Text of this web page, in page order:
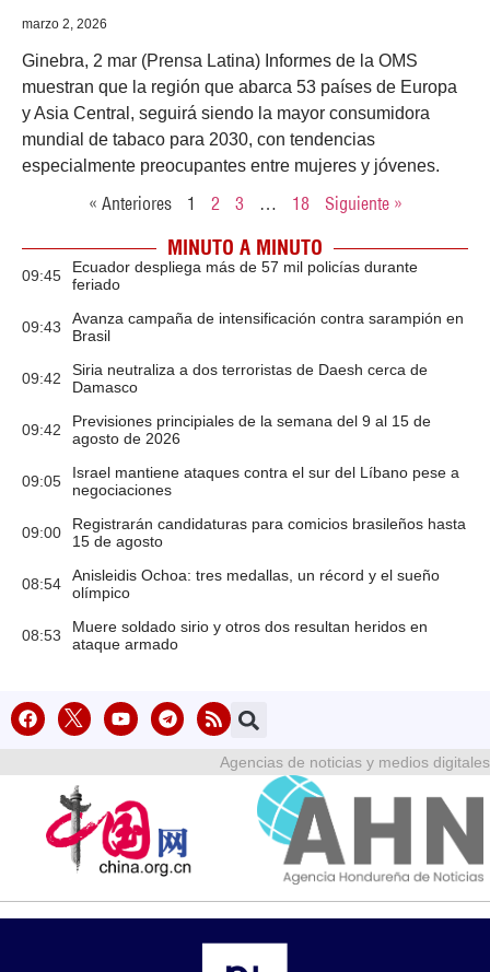
marzo 2, 2026
Ginebra, 2 mar (Prensa Latina) Informes de la OMS
muestran que la región que abarca 53 países de Europa
y Asia Central, seguirá siendo la mayor consumidora
mundial de tabaco para 2030, con tendencias
especialmente preocupantes entre mujeres y jóvenes.
« Anteriores 1 2 3 … 18 Siguiente »
MINUTO A MINUTO
09:45
Ecuador despliega más de 57 mil policías durante
feriado
09:43
Avanza campaña de intensificación contra sarampión en
Brasil
09:42
Siria neutraliza a dos terroristas de Daesh cerca de
Damasco
09:42
Previsiones principiales de la semana del 9 al 15 de
agosto de 2026
09:05
Israel mantiene ataques contra el sur del Líbano pese a
negociaciones
09:00
Registrarán candidaturas para comicios brasileños hasta
15 de agosto
08:54
Anisleidis Ochoa: tres medallas, un récord y el sueño
olímpico
08:53
Muere soldado sirio y otros dos resultan heridos en
ataque armado
Agencias de noticias y medios digitales